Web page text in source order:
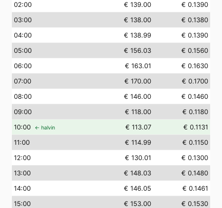
02:00 € 139.00
€ 0.1390
03:00 € 138.00
€ 0.1380
04:00 € 138.99
€ 0.1390
05:00 € 156.03
€ 0.1560
06:00 € 163.01
€ 0.1630
07:00 € 170.00
€ 0.1700
08:00 € 146.00
€ 0.1460
09:00 € 118.00
€ 0.1180
10:00 ← halvin € 113.07
€ 0.1131
11:00 € 114.99
€ 0.1150
12:00 € 130.01
€ 0.1300
13:00 € 148.03
€ 0.1480
14:00 € 146.05
€ 0.1461
15:00 € 153.00
€ 0.1530